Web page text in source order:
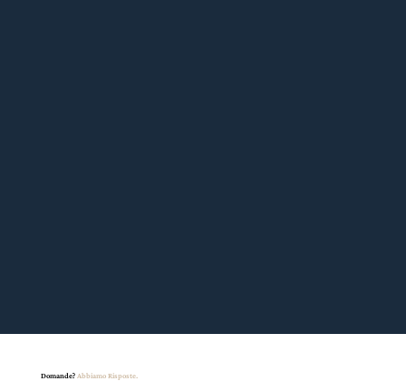
Domande? Abbiamo Risposte.